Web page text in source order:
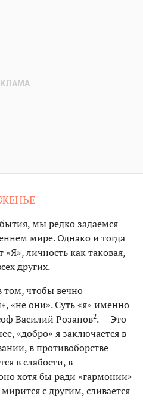
мы редко задаемся
мире. Однако и тогда
«Я», личность как таковая,
других.
том, чтобы вечно
«не они». Суть «я» именно
Василий Розанов2. — Это
«добро» я заключается в
в противоборстве
в слабости, в
хотя бы ради «гармонии»
с другим, сливается